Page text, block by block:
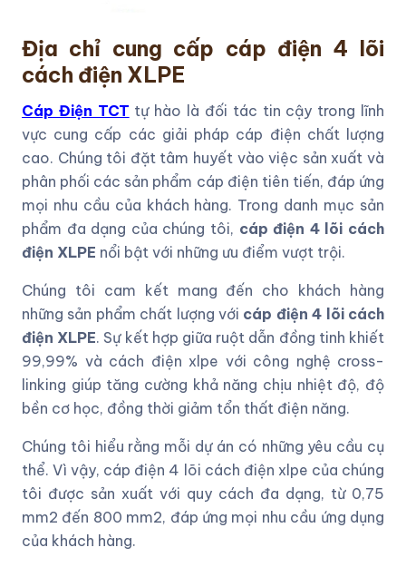
Địa chỉ cung cấp cáp điện 4 lõi
cách điện XLPE
Cáp Điện TCT tự hào là đối tác tin cậy trong lĩnh
vực cung cấp các giải pháp cáp điện chất lượng
cao. Chúng tôi đặt tâm huyết vào việc sản xuất và
phân phối các sản phẩm cáp điện tiên tiến, đáp ứng
mọi nhu cầu của khách hàng. Trong danh mục sản
phẩm đa dạng của chúng tôi, cáp điện 4 lõi cách
điện XLPE nổi bật với những ưu điểm vượt trội.
Chúng tôi cam kết mang đến cho khách hàng
những sản phẩm chất lượng với cáp điện 4 lõi cách
điện XLPE. Sự kết hợp giữa ruột dẫn đồng tinh khiết
99,99% và cách điện xlpe với công nghệ cross-
linking giúp tăng cường khả năng chịu nhiệt độ, độ
bền cơ học, đồng thời giảm tổn thất điện năng.
Chúng tôi hiểu rằng mỗi dự án có những yêu cầu cụ
thể. Vì vậy, cáp điện 4 lõi cách điện xlpe của chúng
tôi được sản xuất với quy cách đa dạng, từ 0,75
mm2 đến 800 mm2, đáp ứng mọi nhu cầu ứng dụng
của khách hàng.